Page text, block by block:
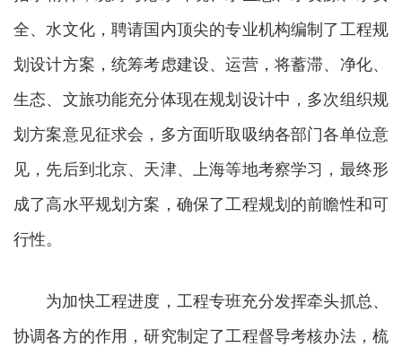
全、水文化，聘请国内顶尖的专业机构编制了工程规
划设计方案，统筹考虑建设、运营，将蓄滞、净化、
生态、文旅功能充分体现在规划设计中，多次组织规
划方案意见征求会，多方面听取吸纳各部门各单位意
见，先后到北京、天津、上海等地考察学习，最终形
成了高水平规划方案，确保了工程规划的前瞻性和可
行性。
为加快工程进度，工程专班充分发挥牵头抓总、
协调各方的作用，研究制定了工程督导考核办法，梳